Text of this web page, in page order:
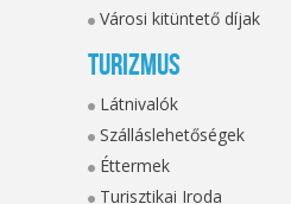
Városi kitüntető díjak
Turizmus
Látnivalók
Szálláslehetőségek
Éttermek
Turisztikai Iroda